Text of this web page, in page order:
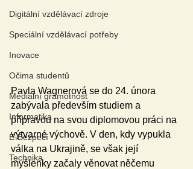
Digitální vzdělávací zdroje
Speciální vzdělávací potřeby
Inovace
Očima studentů
Mediální gramotnost
Informatika
E-Bezpečí
Technika
Pavla Wagnerová se do 24. února
zabývala především studiem a
přípravou na svou diplomovou práci na
výtvarné výchově. V den, kdy vypukla
válka na Ukrajině, se však její
myšlenky začaly věnovat něčemu